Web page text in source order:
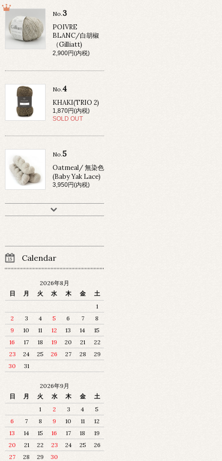
No.3
POIVRE
BLANC/白胡椒
（Gilliatt)
2,900円(内税)
No.4
KHAKI(TRIO 2)
1,870円(内税)
SOLD OUT
No.5
Oatmeal/ 無染色
(Baby Yak Lace)
3,950円(内税)
Calendar
2026年8月
日
月 火 水 木 金
土
1
2
3 4 5 6 7
8
9
10 11 12 13 14
15
16
17 18 19 20 21
22
23
24 25 26 27 28
29
30
31
2026年9月
日
月 火 水 木 金
土
1
2 3 4
5
6
7 8 9 10 11
12
13
14 15 16 17 18
19
20
21 22 23 24 25
26
27
28 29 30